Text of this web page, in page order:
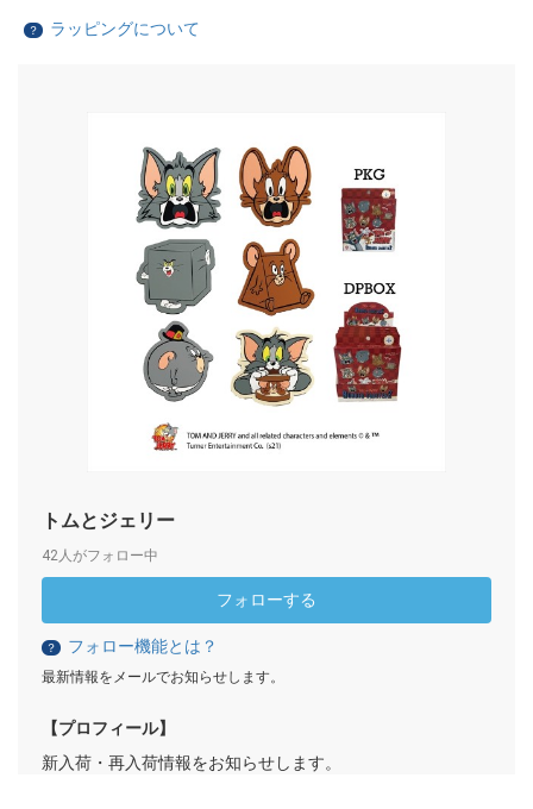
？ ラッピングについて
トムとジェリー
42人がフォロー中
フォローする
？ フォロー機能とは？
最新情報をメールでお知らせします。
【プロフィール】
新入荷・再入荷情報をお知らせします。